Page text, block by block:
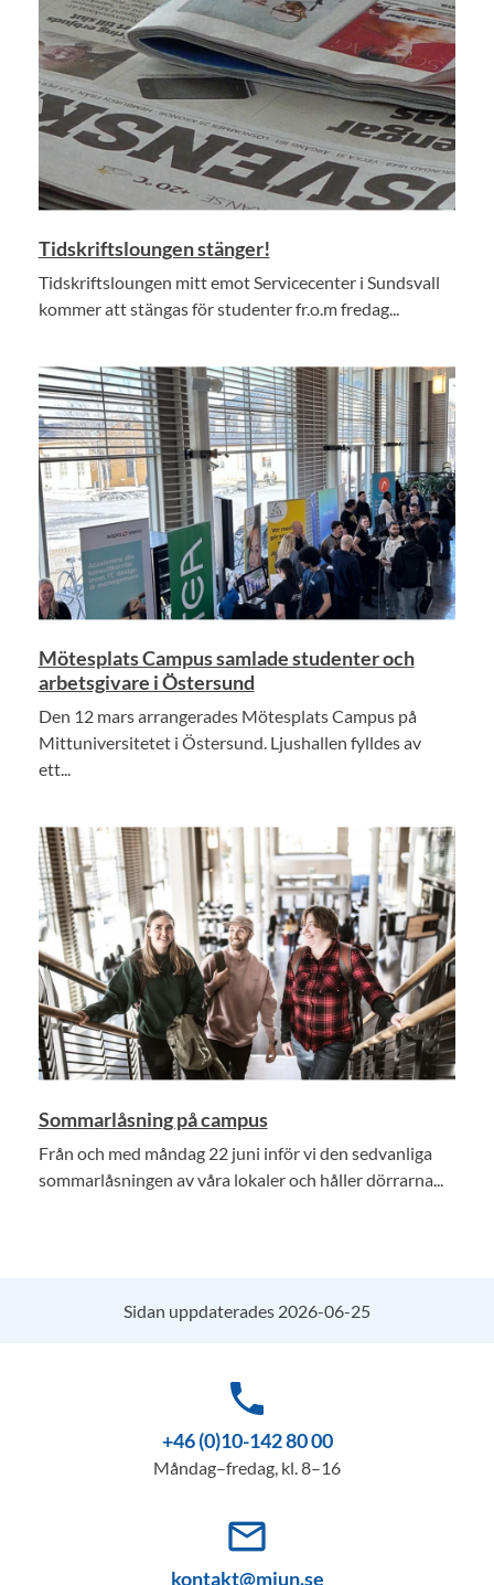
Tidskriftsloungen stänger!
Tidskriftsloungen mitt emot Servicecenter i Sundsvall
kommer att stängas för studenter fr.o.m fredag...
Mötesplats Campus samlade studenter och
arbetsgivare i Östersund
Den 12 mars arrangerades Mötesplats Campus på
Mittuniversitetet i Östersund. Ljushallen fylldes av
ett...
Sommarlåsning på campus
Från och med måndag 22 juni inför vi den sedvanliga
sommarlåsningen av våra lokaler och håller dörrarna...
Sidan uppdaterades 2026-06-25
phone
+46 (0)10-142 80 00
Måndag–fredag, kl. 8–16
mail_outline
kontakt@miun.se